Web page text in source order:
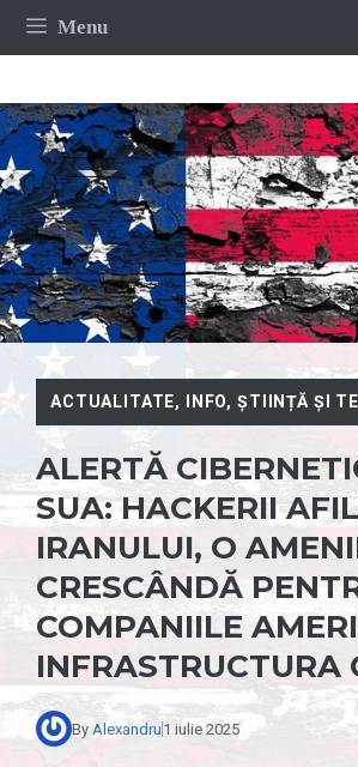
Sari
Menu
ACTUALITATE, INFO, ȘTIINȚĂ ȘI
ALERTĂ
SUA: HACKERII
IRANULUI, O
CRESCÂNDĂ
COMPANIILE
INFRASTRUCTURA
By Alexandru 1 iulie 2025